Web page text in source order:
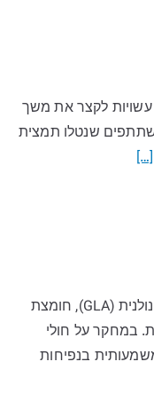
לקצר את משך
שנטלו תמצית
[…]
שמן זרעי בוראג' עשיר בחומצה גמא-לינולנית (GLA), חומצת
במחקר על חולי
בנפיחות